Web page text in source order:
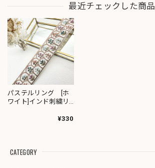
最近チェックした商品
パステルリング [ホ
ワイト]インド刺繍リ
¥330
CATEGORY